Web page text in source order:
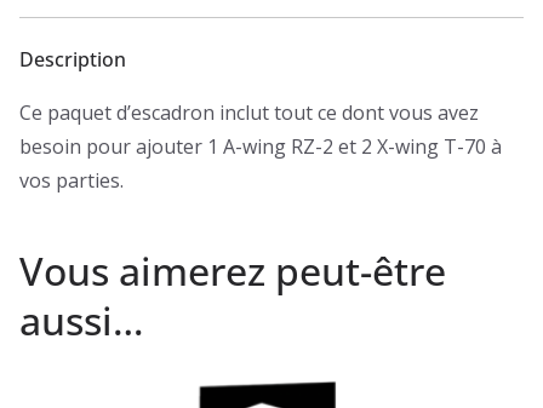
Description
Ce paquet d’escadron inclut tout ce dont vous avez
besoin pour ajouter 1 A-wing RZ-2 et 2 X-wing T-70 à
vos parties.
Vous aimerez peut-être
aussi…